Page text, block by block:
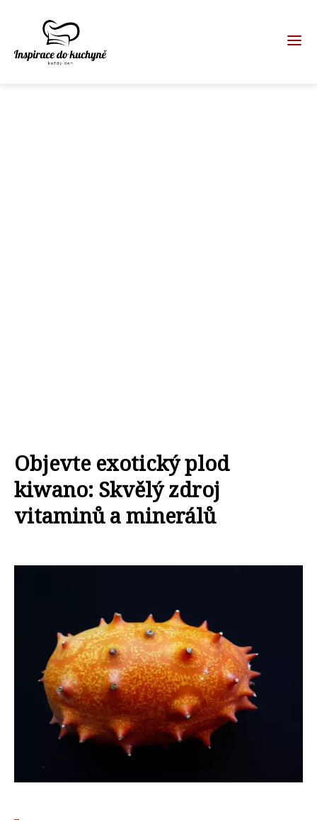
Objevte exotický plod
kiwano: Skvělý zdroj
vitaminů a minerálů